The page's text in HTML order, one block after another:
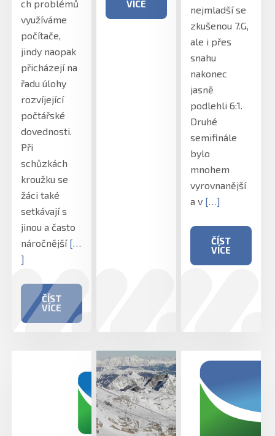
ch problémů
využíváme
počítače,
jindy naopak
přicházejí na
řadu úlohy
rozvíjející
počtářské
dovednosti.
Při
schůzkách
kroužku se
žáci také
setkávají s
jinou a často
náročnější […
]
ČÍST
VÍCE
VÍCE
nejmladší se
zkušenou 7.G,
ale i přes
snahu
nakonec
jasně
podlehli 6:1.
Druhé
semifinále
bylo
mnohem
vyrovnanější
a v […]
ČÍST
VÍCE